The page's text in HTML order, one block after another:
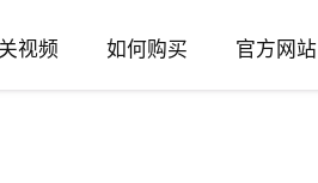
视频 如何购买 官方网站